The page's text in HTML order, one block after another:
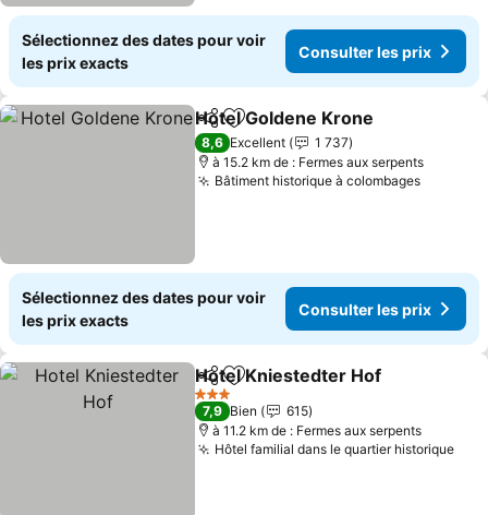
Sélectionnez des dates pour voir
les prix exacts
Consulter les prix
PartagerAjouter à mes favoris
Hotel Goldene Krone
8,6 Excellent
1 737
à 15.2 km de : Fermes aux serpents
Bâtiment historique à colombages
Sélectionnez des dates pour voir
les prix exacts
Consulter les prix
PartagerAjouter à mes favoris
Hotel Kniestedter Hof
3 Étoiles
7,9 Bien
615
à 11.2 km de : Fermes aux serpents
Hôtel familial dans le quartier historique